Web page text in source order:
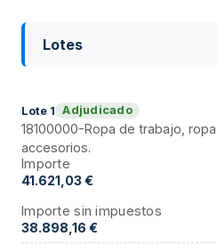
Lotes
Lote 1 Adjudicado
18100000-Ropa de trabajo,
accesorios.
Importe
41.621,03 €
Importe sin impuestos
38.898,16 €